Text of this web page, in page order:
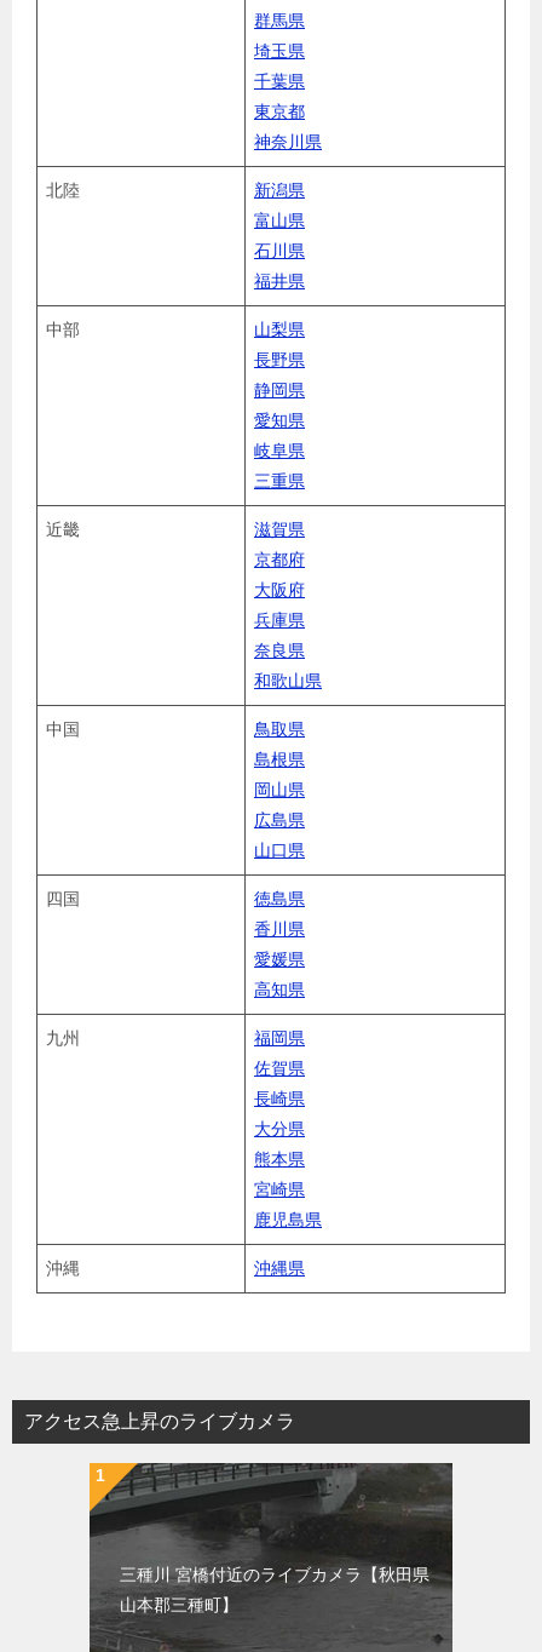
群馬県
埼玉県
千葉県
東京都
神奈川県
北陸
新潟県
富山県
石川県
福井県
中部
山梨県
長野県
静岡県
愛知県
岐阜県
三重県
近畿
滋賀県
京都府
大阪府
兵庫県
奈良県
和歌山県
中国
鳥取県
島根県
岡山県
広島県
山口県
四国
徳島県
香川県
愛媛県
高知県
九州
福岡県
佐賀県
長崎県
大分県
熊本県
宮崎県
鹿児島県
沖縄 沖縄県
アクセス急上昇のライブカメラ
三種川 宮橋付近のライブカメラ【秋田県
山本郡三種町】